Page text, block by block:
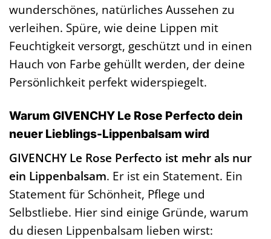
wunderschönes, natürliches Aussehen zu
verleihen. Spüre, wie deine Lippen mit
Feuchtigkeit versorgt, geschützt und in einen
Hauch von Farbe gehüllt werden, der deine
Persönlichkeit perfekt widerspiegelt.
Warum GIVENCHY Le Rose Perfecto dein
neuer Lieblings-Lippenbalsam wird
GIVENCHY Le Rose Perfecto ist mehr als nur
ein Lippenbalsam. Er ist ein Statement. Ein
Statement für Schönheit, Pflege und
Selbstliebe. Hier sind einige Gründe, warum
du diesen Lippenbalsam lieben wirst: